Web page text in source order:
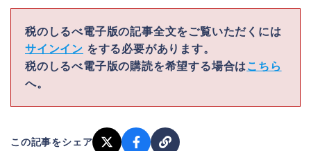
税のしるべ電子版の記事全文をご覧いただくには
サインイン をする必要があります。
税のしるべ電子版の購読を希望する場合は こちら
へ。
この記事をシェア